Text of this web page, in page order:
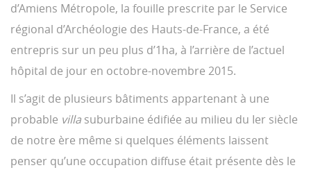
d’Amiens Métropole, la fouille prescrite par le Service
régional d’Archéologie des Hauts-de-France, a été
entrepris sur un peu plus d’1ha, à l’arrière de l’actuel
hôpital de jour en octobre-novembre 2015.
Il s’agit de plusieurs bâtiments appartenant à une
probable villa suburbaine édifiée au milieu du Ier siècle
de notre ère même si quelques éléments laissent
penser qu’une occupation diffuse était présente dès le